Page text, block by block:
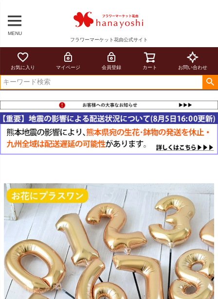
MENU
フラワーマーケット花由公式サイト
お気に入り マイページ 会員登録 カート お問い合わせ